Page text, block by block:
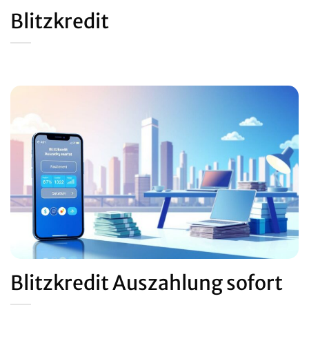
Blitzkredit
Blitzkredit Auszahlung sofort